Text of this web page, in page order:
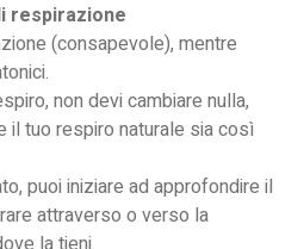
respirazione
(consapevole), mentre
non devi cambiare nulla,
il tuo respiro naturale sia così
puoi iniziare ad approfondire il
attraverso o verso la